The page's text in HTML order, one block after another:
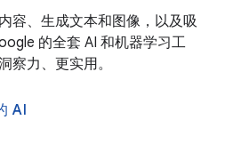
容、生成文本和图像，以及吸
的全套 AI 和机器学习工
察力、更实用。
AI